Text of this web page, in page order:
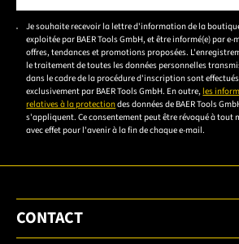
Veuillez saisir une adresse e-mail valide.
Je souhaite recevoir la lettre d'information de la
exploitée par BAER Tools GmbH, et être informé(e) par e-
offres, tendances et promotions proposées.
le traitement de toutes les données personnelles
dans le cadre de la procédure d'inscription sont effectués
exclusivement par BAER Tools GmbH. En outre, les
relatives à la protectiondes données de BAER Tools
s'appliquent. Ce consentement peut être révoqué à tout
avec effet pour l'avenir à la fin de chaque e-mail.
CONTACT